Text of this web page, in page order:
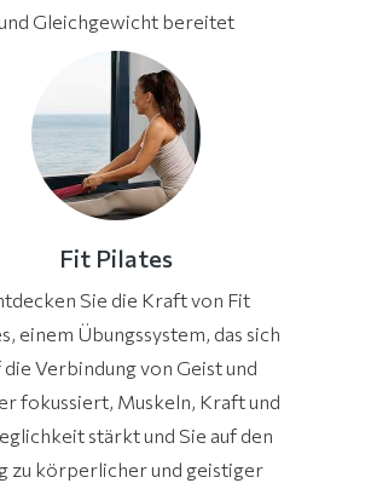
Gleichgewicht bereitet
Fit Pilates
Sie die Kraft von Fit
einem Übungssystem, das sich
die Verbindung von Geist und
fokussiert, Muskeln, Kraft und
stärkt und Sie auf den
zu körperlicher und geistiger